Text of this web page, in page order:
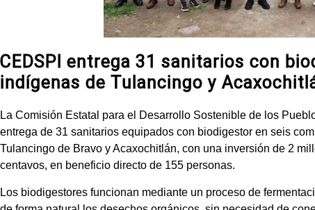
CEDSPI entrega 31 sanitarios con
indígenas de Tulancingo y
La Comisión Estatal para el Desarrollo Sostenible de los
entrega de 31 sanitarios equipados con biodigestor en seis
Tulancingo de Bravo y Acaxochitlán, con una inversión de 2
centavos, en beneficio directo de 155 personas.
Los biodigestores funcionan mediante un proceso de